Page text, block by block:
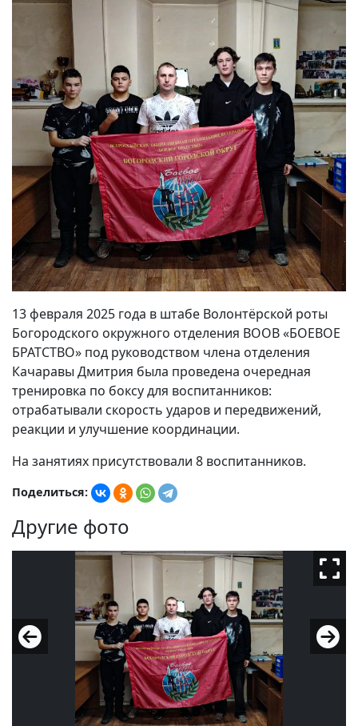
13 февраля 2025 года в штабе Волонтёрской роты
Богородского окружного отделения ВООВ «БОЕВОЕ
БРАТСТВО» под руководством члена отделения
Качаравы Дмитрия была проведена очередная
тренировка по боксу для воспитанников:
отрабатывали скорость ударов и передвижений,
реакции и улучшение координации.
На занятиях присутствовали 8 воспитанников.
Поделиться:
Другие фото